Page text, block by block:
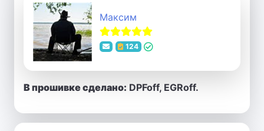
Максим
124
В прошивке сделано: DPFoff, EGRoff.